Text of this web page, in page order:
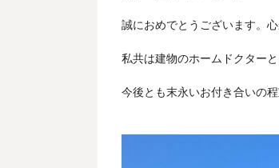
誠におめでとうございます。
私共は建物のホームドクター
今後とも末永いお付き合いの